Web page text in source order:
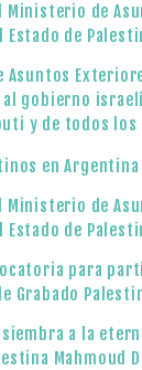
Ministerio de
Estado de
Asuntos
gobierno
y de todos
en Argentina
Ministerio de
Estado de
para
Grabado
siembra a la
Mahmoud